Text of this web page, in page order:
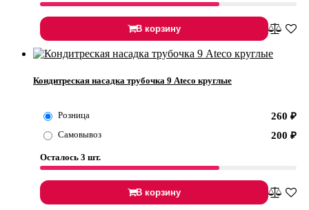
В корзину
Кондитреская насадка трубочка 9 Ateco круглые
Розница 260 ₽
Самовывоз 200 ₽
Осталось 3 шт.
В корзину